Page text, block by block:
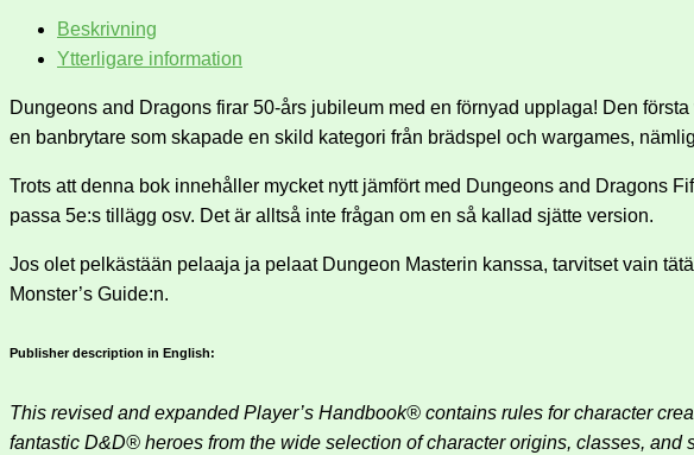
Beskrivning
Ytterligare information
Dungeons and Dragons firar 50-års jubileum med en förnyad upplaga! Den
en banbrytare som skapade en skild kategori från brädspel och wargames,
Trots att denna bok innehåller mycket nytt jämfört med Dungeons and Dragons
passa 5e:s tillägg osv. Det är alltså inte frågan om en så kallad sjätte version.
Jos olet pelkästään pelaaja ja pelaat Dungeon Masterin kanssa, tarvitset vain
Monster’s Guide:n.
Publisher description in English:
This revised and expanded Player’s Handbook® contains rules for character
fantastic D&D® heroes from the wide selection of character origins, classes,